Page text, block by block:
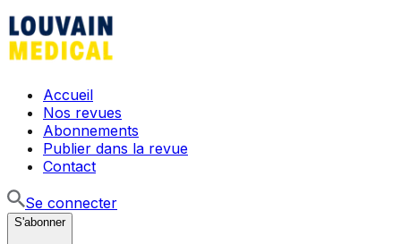
Accueil
Nos revues
Abonnements
Publier dans la revue
Contact
Se connecter
S'abonner